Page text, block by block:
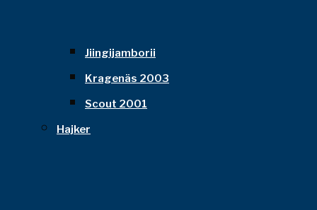
Jiingijamborii
Kragenäs 2003
Scout 2001
Hajker